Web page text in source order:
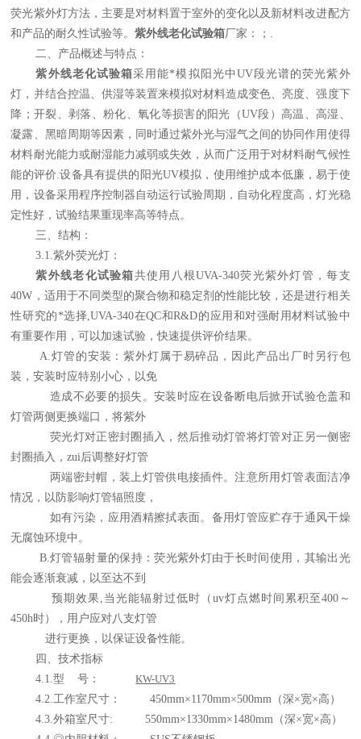
荧光紫外灯方法，主要是对材料置于室外的变化以及新材料改进配方
和产品的耐久性试验等。紫外线老化试验箱厂家： ；
二、产品概述与特点：
紫外线老化试验箱采用能*模拟阳光中 UV段光谱的荧光紫外
灯，并结合控温、供湿等装置来模拟对材料造成变色、亮度、强度下
降；开裂、剥落、粉化、氧化等损害的阳光（UV段）高温、高湿、
凝露、黑暗周期等因素，同时通过紫外光与湿气之间的协同作用使得
材料耐光能力或耐湿能力减弱或失效，从而广泛用于对材料耐气候性
能的评价 .设备具有提供的阳光UV模拟，使用维护成本低廉，易于使
用，设备采用程序控制器自动运行试验周期，自动化程度高，灯光稳
定性好，试验结果重现率高等特点。
三、结构：
3.1.紫外荧光灯：
紫外线老化试验箱共使用八根UVA-340荧光紫外灯管，每支
40W ，适用于不同类型的聚合物和稳定剂的性能比较，还是进行相关
性研究的*选择 ,UVA-340在QC和R&D的应用和对强耐用材料试验中
有重要作用，可以加速试验，快速提供评价结果。
A. 灯管的安装：紫外灯属于易碎品，因此产品出厂时另行包
装，安装时应特别小心，以免
造成不必要的损失。安装时应在设备断电后掀开试验仓盖和
灯管两侧更换端口，将紫外
荧光灯对正密封圈插入，然后推动灯管将灯管对正另一侧密
封圈插入，zui后调整好灯管
两端密封帽，装上灯管供电接插件。注意所用灯管表面洁净
情况，以防影响灯管辐照度，
如有污染，应用酒精擦拭表面。备用灯管应贮存于通风干燥
无腐蚀环境中。
B. 灯管辐射量的保持：荧光紫外灯由于长时间使用，其输出光
能会逐渐衰减，以至达不到
预期效果 当光能辐射过低时（ uv灯点燃时间累积至400～
450h时），用户应对八支灯管
进行更换，以保证设备性能。
四、技术指标
4.1.型 号：KW-UV3
4.2. 工作室尺寸：450mm×1170mm×500mm （深×宽×高）
4.3.外箱室尺寸: 550mm×1330mm×1480mm （深×宽×高）